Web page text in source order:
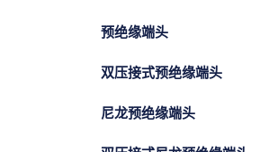
预绝缘端头
双压接式预绝缘端头
尼龙预绝缘端头